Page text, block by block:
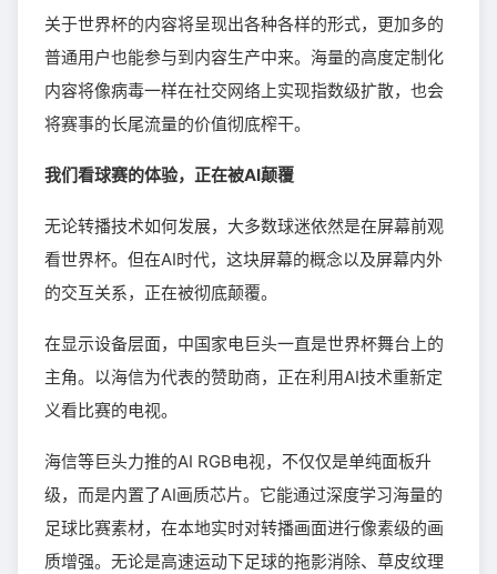
关于世界杯的内容将呈现出各种各样的形式，更加多的
普通用户也能参与到内容生产中来。海量的高度定制化
内容将像病毒一样在社交网络上实现指数级扩散，也会
将赛事的长尾流量的价值彻底榨干。
我们看球赛的体验，正在被AI颠覆
无论转播技术如何发展，大多数球迷依然是在屏幕前观
看世界杯。但在AI时代，这块屏幕的概念以及屏幕内外
的交互关系，正在被彻底颠覆。
在显示设备层面，中国家电巨头一直是世界杯舞台上的
主角。以海信为代表的赞助商，正在利用AI技术重新定
义看比赛的电视。
海信等巨头力推的AI RGB电视，不仅仅是单纯面板升
级，而是内置了AI画质芯片。它能通过深度学习海量的
足球比赛素材，在本地实时对转播画面进行像素级的画
质增强。无论是高速运动下足球的拖影消除、草皮纹理